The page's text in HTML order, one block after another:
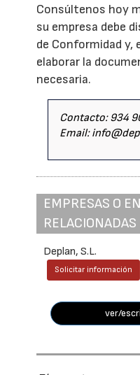
Consúltenos hoy
su empresa debe
de Conformidad y,
elaborar la
necesaria.
Contacto: 934
Email:
EMPRESAS O
RELACIONADAS
Deplan, S.L.
Solicitar información
ver/